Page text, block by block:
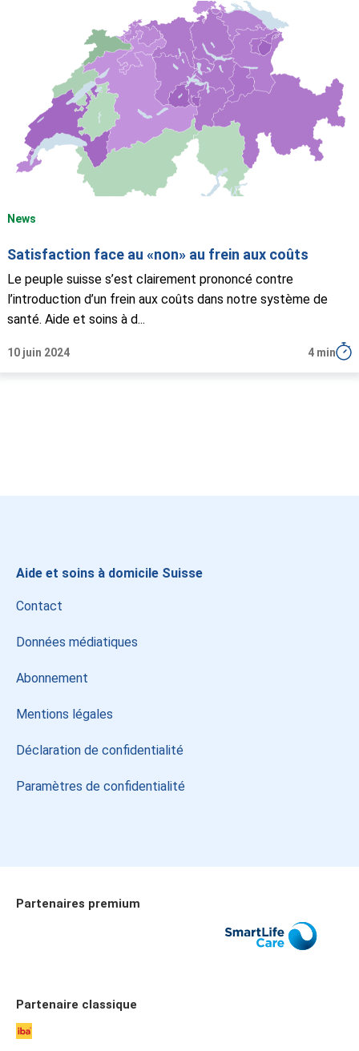
News
Satisfaction face au «non» au frein aux coûts
Le peuple suisse s’est clairement prononcé contre
l’introduction d’un frein aux coûts dans notre système de
santé. Aide et soins à d...
10 juin 2024 4 min
Aide et soins à domicile Suisse
Contact
Données médiatiques
Abonnement
Mentions légales
Déclaration de confidentialité
Paramètres de confidentialité
Partenaires premium
Publicare
Partenaire classique